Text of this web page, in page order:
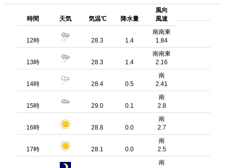
時間 天気 気温℃ 降水量
風向
風速
12時 28.3 1.4
南南東
1.84
13時 28.3 1.4
南南東
2.16
14時 28.4 0.5
南
2.41
15時 29.0 0.1
南
2.8
16時 28.8 0.0
南
2.7
17時 28.1 0.0
南
2.5
南